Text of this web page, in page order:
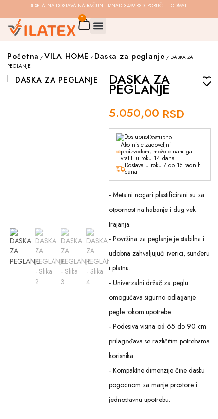
BESPLATNA DOSTAVA NA RAČUNE IZNAD 3.499 RSD. PORUČITE ODMAH
0
Početna / VILA HOME / Daska za peglanje / DASKA ZA
PEGLANJE
DASKA ZA
PEGLANJE
5.050,00 RSD
Dostupno
Ako niste zadovoljni
proizvodom, možete nam ga
vratiti u roku 14 dana
Dostava u roku 7 do 15 radnih
dana
- Metalni nogari plastificirani su za
otpornost na habanje i dug vek
trajanja.
- Površina za peglanje je stabilna i
udobna zahvaljujući iverici, sunđeru
i platnu.
- Univerzalni držač za peglu
omogućava sigurno odlaganje
pegle tokom upotrebe.
- Podesiva visina od 65 do 90 cm
prilagođava se različitim potrebama
korisnika.
- Kompaktne dimenzije čine dasku
pogodnom za manje prostore i
jednostavnu upotrebu.